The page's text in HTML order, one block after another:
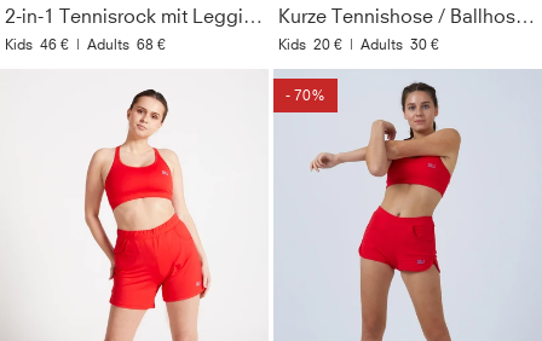
2-in-1 Tennisrock mit Leggings / Skapri, rot
Kids 46 € | Adults 68 €
Kurze Tennishose / Ballhose, rot
Kids 20 € | Adults 30 €
- 70%